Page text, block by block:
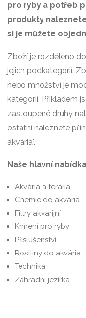
pro ryby a potřeb
produkty
si je můžete
Zboží je rozděleno
jejich podkategorií.
nebo množství je
kategorií. Příkladem
zastoupené druhy
ostatní naleznete
akvária".
Naše hlavní
Akvária a terária
Chemie do akvária
Filtry akvarijní
Krmení pro ryby
Příslušenství
Rostliny do akvária
Technika
Zahradní jezírka